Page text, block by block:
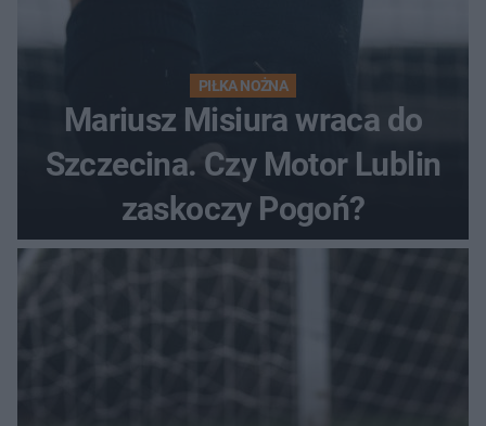
PIŁKA NOŻNA
Mariusz Misiura wraca do
Szczecina. Czy Motor Lublin
zaskoczy Pogoń?